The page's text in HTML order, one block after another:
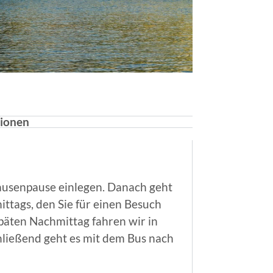
einlegen. Danach geht
den Sie für einen Besuch
Nachmittag fahren wir in
geht es mit dem Bus nach